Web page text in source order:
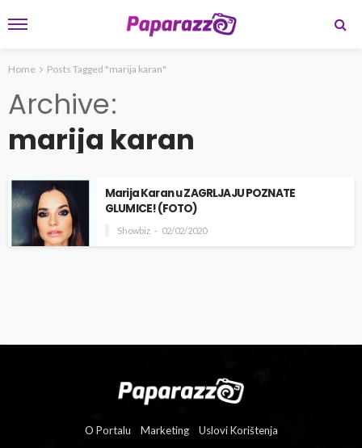
Home Posts Tagged "marija karan"
Archive
marija karan
Marija Karan u ZAGRLJAJU POZNATE
GLUMICE! (FOTO)
Showbiz 02/02/2020
O Portalu Marketing Uslovi Korištenja